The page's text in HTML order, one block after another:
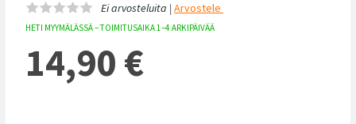
Ei arvosteluita |Arvostele
HETI MYYMÄLÄSSÄ – TOIMITUSAIKA 1–4 ARKIPÄIVÄÄ
14,90 €